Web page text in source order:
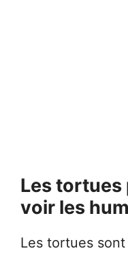
Les
voir les
Les tortues